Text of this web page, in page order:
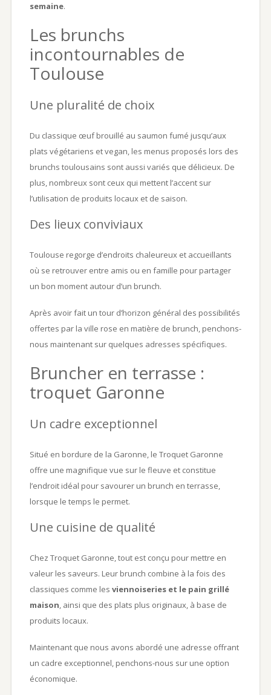
semaine.
Les brunchs
incontournables de
Toulouse
Une pluralité de choix
Du classique œuf brouillé au saumon fumé jusqu’aux
plats végétariens et vegan, les menus proposés lors des
brunchs toulousains sont aussi variés que délicieux. De
plus, nombreux sont ceux qui mettent l’accent sur
l’utilisation de produits locaux et de saison.
Des lieux conviviaux
Toulouse regorge d’endroits chaleureux et accueillants
où se retrouver entre amis ou en famille pour partager
un bon moment autour d’un brunch.
Après avoir fait un tour d’horizon général des possibilités
offertes par la ville rose en matière de brunch, penchons-
nous maintenant sur quelques adresses spécifiques.
Bruncher en terrasse :
troquet Garonne
Un cadre exceptionnel
Situé en bordure de la Garonne, le Troquet Garonne
offre une magnifique vue sur le fleuve et constitue
l’endroit idéal pour savourer un brunch en terrasse,
lorsque le temps le permet.
Une cuisine de qualité
Chez Troquet Garonne, tout est conçu pour mettre en
valeur les saveurs. Leur brunch combine à la fois des
classiques comme les viennoiseries et le pain grillé
maison, ainsi que des plats plus originaux, à base de
produits locaux.
Maintenant que nous avons abordé une adresse offrant
un cadre exceptionnel, penchons-nous sur une option
économique.